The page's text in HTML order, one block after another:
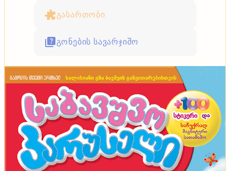
გასართობი
გონების სავარჯიშო